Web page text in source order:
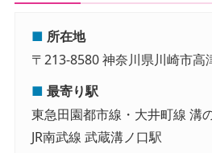
■ 所在地
〒213-8580 神奈川県川崎市高
■ 最寄り駅
東急田園都市線・大井町線 溝
JR南武線 武蔵溝ノ口駅